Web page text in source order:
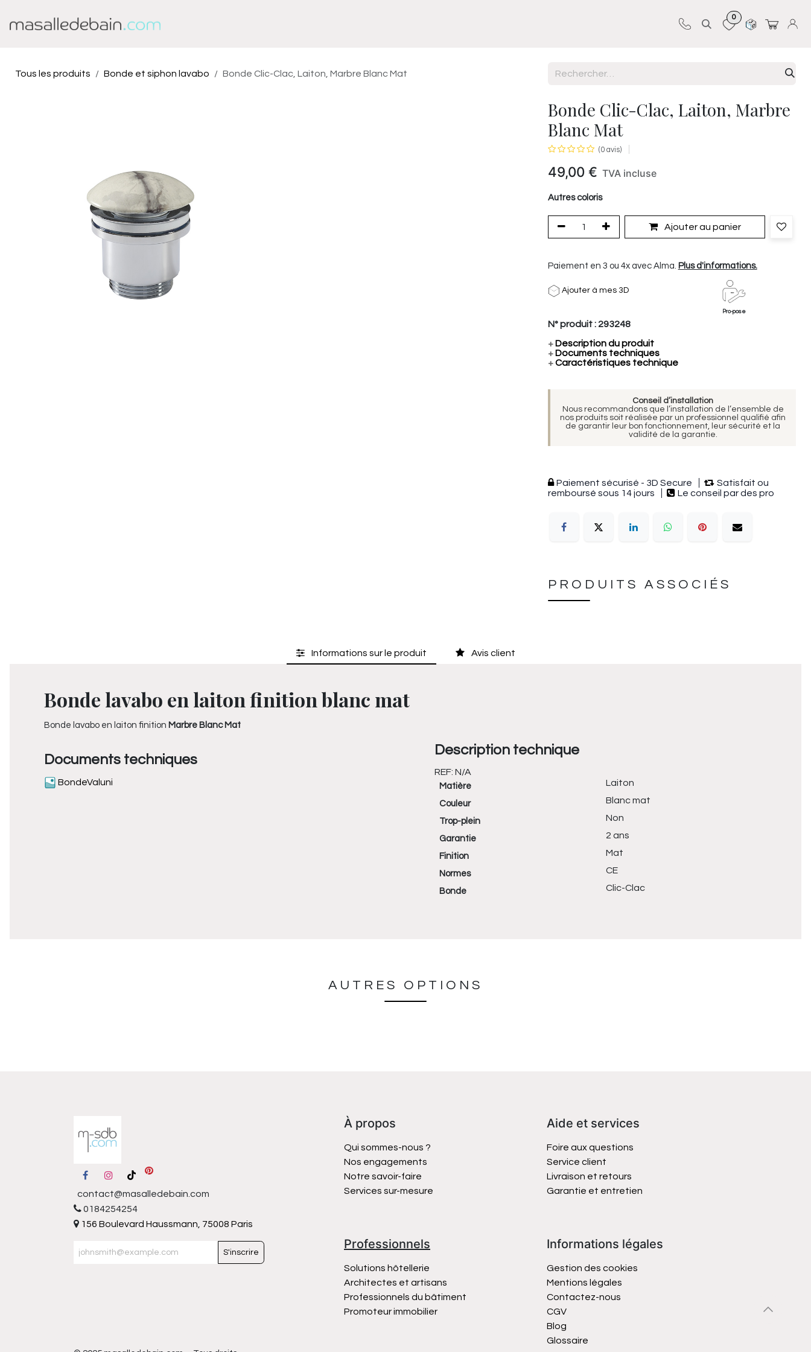
0
Tous les produits Bonde et siphon lavabo Bonde Clic-Clac, Laiton, Marbre Blanc Mat
Bonde Clic-Clac, Laiton, Marbre
Blanc Mat
(0 avis)
49,00€ TVA incluse
Autres coloris
Ajouter au panier
Paiement en 3 ou 4x avec Alma. Plus d'informations.
Ajouter à mes 3D
Pro-pose
N° produit : 293248
+Description du produit
+Documents techniques
+Caractéristiques technique
Conseil d’installation
Nous recommandons que l’installation de l’ensemble de
nos produits soit réalisée par un professionnel qualifié afin
de garantir leur bon fonctionnement, leur sécurité et la
validité de la garantie.
Paiement sécurisé - 3D Secure
Satisfait ou
remboursé sous 14 jours
Le conseil par des pro
PRODUITS ASSOCIÉS
Informations sur le produit Avis client
Bonde lavabo en laiton finition blanc mat
Bonde lavabo en laiton finition Marbre Blanc Mat
Documents techniques
BondeValuni
Description technique
REF: N/A
Matière Laiton
Couleur Blanc mat
Trop-plein Non
Garantie 2 ans
Finition Mat
Normes CE
Bonde Clic-Clac
AUTRES OPTIONS
contact@masalledebain.com
0184254254
156 Boulevard Haussmann, 75008 Paris
S'inscrire
Professionnels
Solutions hôtellerie
Architectes et artisans
Professionnels du bâtiment
Promoteur immobilier
À propos
Qui sommes-nous ?
Nos engagements
Notre savoir-faire
Services sur-mesure
Aide et services
Foire aux questions
Service client
Livraison et retours
Garantie et entretien
Informations légales
Gestion des cookies
Mentions légales
Contactez-nous
CGV
Blog
Glossaire